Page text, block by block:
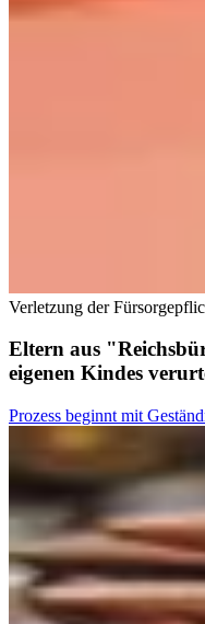
Verletzung der
Eltern aus
eigenen Kindes
Prozess beginnt mit